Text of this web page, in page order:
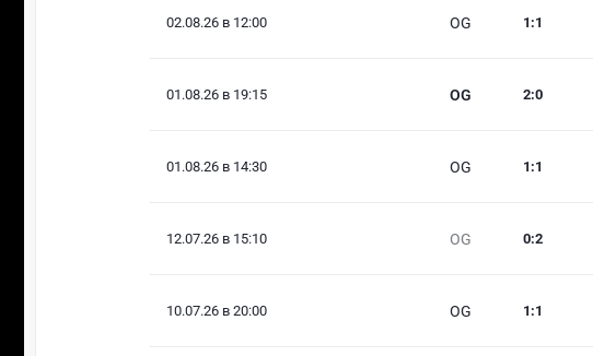
02.08.26 в 12:00 OG 1 :1
01.08.26 в 19:15 OG 2:0
01.08.26 в 14:30 OG 1 :1
12.07.26 в 15:10 OG 0:2
10.07.26 в 20:00 OG 1 :1